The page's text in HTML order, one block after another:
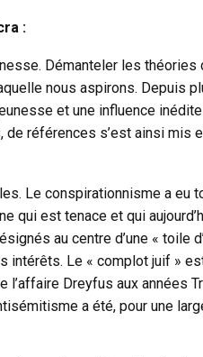
:
Démanteler les
nous aspirons. Depuis
et une influence
de références s’est ainsi mis
Le conspirationnisme a eu
qui est tenace et qui
au centre d’une « toile
intérêts. Le « complot juif »
l’affaire Dreyfus aux années
a été, pour une